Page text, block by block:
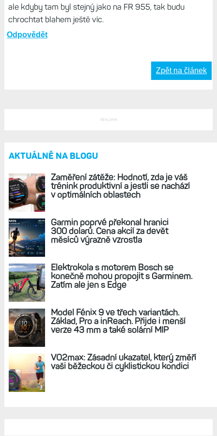
ale kdyby tam byl stejný jako na FR 955, tak budu
chrochtat blahem ještě víc.
Odpovědět
Zpět na článek
REKLAMA
AKTUÁLNĚ NA BLOGU
Zaměření zátěže: Hodnotí, zda je váš
trénink produktivní a jestli se nachází
v optimálních oblastech
Garmin poprvé překonal hranici
300 dolarů. Cena akcií za devět
měsíců výrazně vzrostla
Elektrokola s motorem Bosch se
konečně mohou propojit s Garminem.
Zatím ale jen s Edge
Model Fénix 9 ve třech variantách.
Základ, Pro a inReach. Přijde i menší
verze 43 mm a také solární MIP
VO2max: Zásadní ukazatel, který změří
vaši běžeckou či cyklistickou kondici